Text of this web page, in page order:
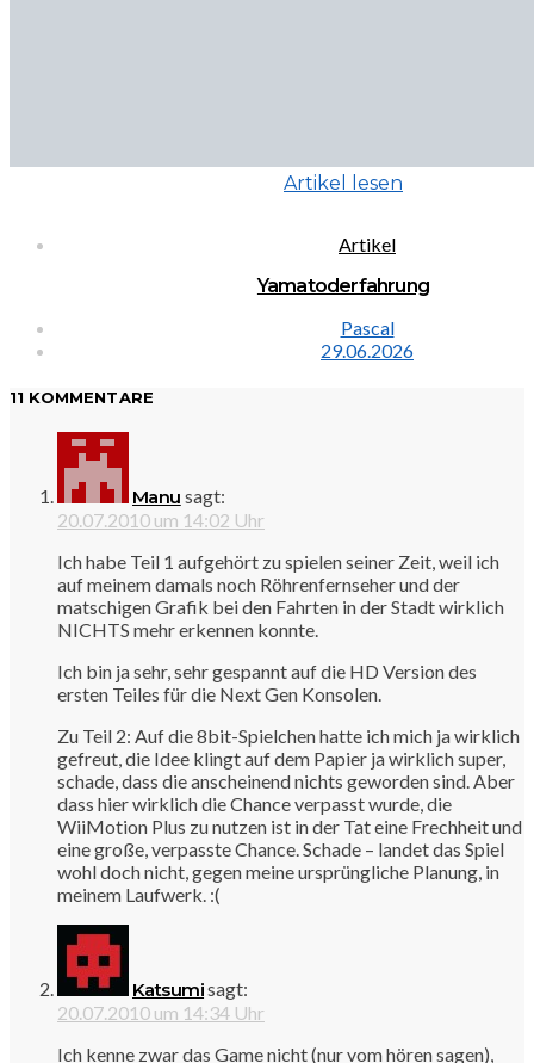
Artikel lesen
Artikel
Yamatoderfahrung
Pascal
29.06.2026
11 KOMMENTARE
Manu sagt:
20.07.2010 um 14:02 Uhr
Ich habe Teil 1 aufgehört zu spielen seiner Zeit, weil ich
auf meinem damals noch Röhrenfernseher und der
matschigen Grafik bei den Fahrten in der Stadt wirklich
NICHTS mehr erkennen konnte.
Ich bin ja sehr, sehr gespannt auf die HD Version des
ersten Teiles für die Next Gen Konsolen.
Zu Teil 2: Auf die 8bit-Spielchen hatte ich mich ja wirklich
gefreut, die Idee klingt auf dem Papier ja wirklich super,
schade, dass die anscheinend nichts geworden sind. Aber
dass hier wirklich die Chance verpasst wurde, die
WiiMotion Plus zu nutzen ist in der Tat eine Frechheit und
eine große, verpasste Chance. Schade – landet das Spiel
wohl doch nicht, gegen meine ursprüngliche Planung, in
meinem Laufwerk. :(
Katsumisagt:
20.07.2010 um 14:34 Uhr
Ich kenne zwar das Game nicht (nur vom hören sagen),